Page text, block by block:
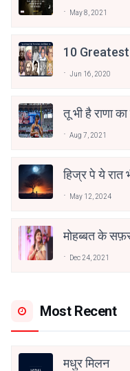
May 8, 2021
10
Jun 16, 2020
तू भी है राणा
Aug 7, 2021
हिज्र पे ये रात
May 12, 2024
मोहब्बत के
Dec 24, 2021
Most Recent
मधुर मिलन